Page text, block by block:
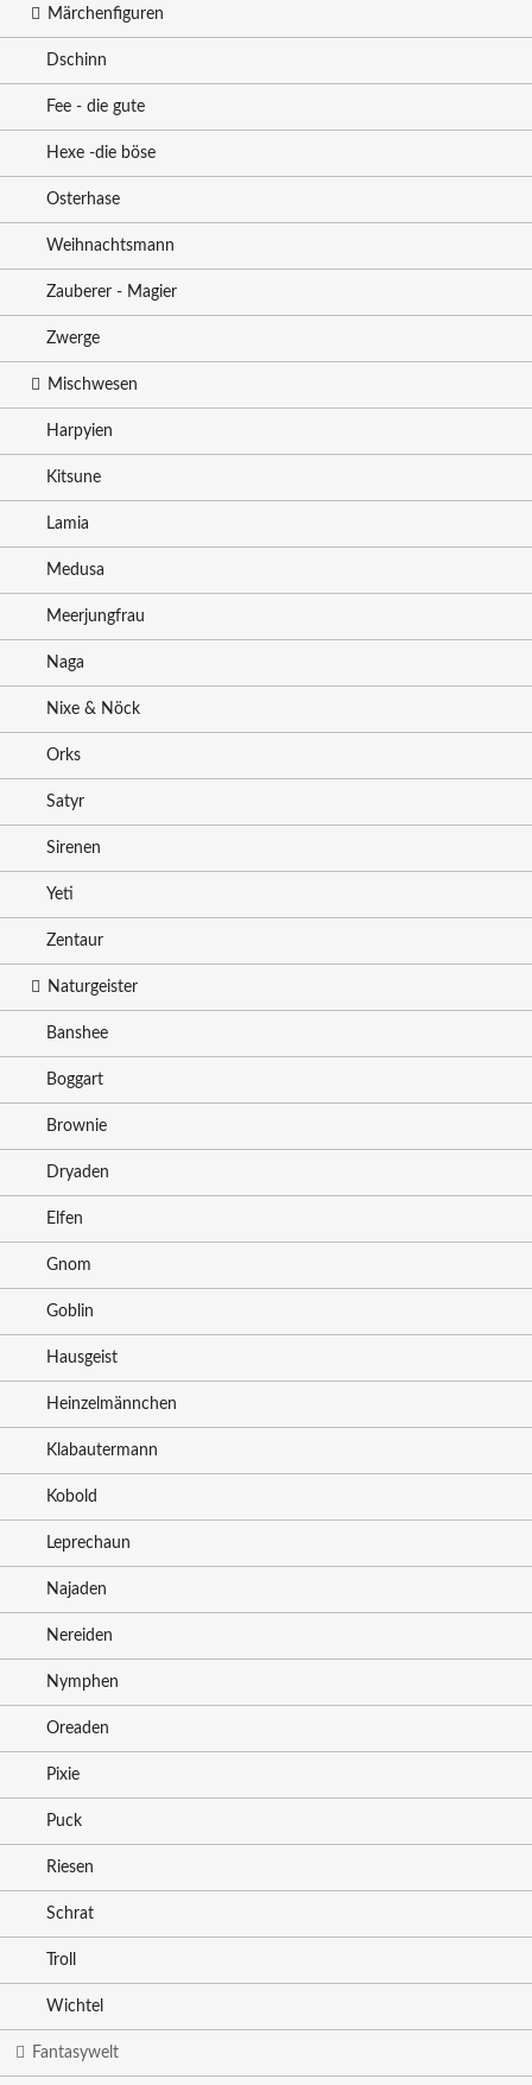
Märchenfiguren
Dschinn
Fee - die gute
Hexe -die böse
Osterhase
Weihnachtsmann
Zauberer - Magier
Zwerge
Mischwesen
Harpyien
Kitsune
Lamia
Medusa
Meerjungfrau
Naga
Nixe & Nöck
Orks
Satyr
Sirenen
Yeti
Zentaur
Naturgeister
Banshee
Boggart
Brownie
Dryaden
Elfen
Gnom
Goblin
Hausgeist
Heinzelmännchen
Klabautermann
Kobold
Leprechaun
Najaden
Nereiden
Nymphen
Oreaden
Pixie
Puck
Riesen
Schrat
Troll
Wichtel
Fantasywelt